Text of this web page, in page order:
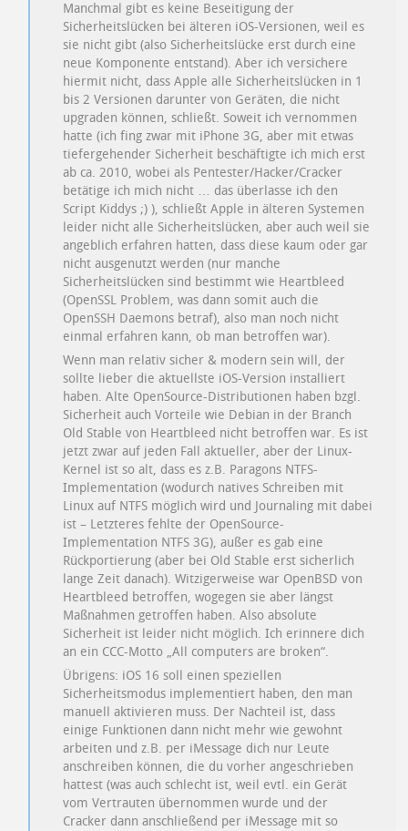
Manchmal gibt es keine Beseitigung der
Sicherheitslücken bei älteren iOS-Versionen, weil es
sie nicht gibt (also Sicherheitslücke erst durch eine
neue Komponente entstand). Aber ich versichere
hiermit nicht, dass Apple alle Sicherheitslücken in 1
bis 2 Versionen darunter von Geräten, die nicht
upgraden können, schließt. Soweit ich vernommen
hatte (ich fing zwar mit iPhone 3G, aber mit etwas
tiefergehender Sicherheit beschäftigte ich mich erst
ab ca. 2010, wobei als Pentester/Hacker/Cracker
betätige ich mich nicht … das überlasse ich den
Script Kiddys ;) ), schließt Apple in älteren Systemen
leider nicht alle Sicherheitslücken, aber auch weil sie
angeblich erfahren hatten, dass diese kaum oder gar
nicht ausgenutzt werden (nur manche
Sicherheitslücken sind bestimmt wie Heartbleed
(OpenSSL Problem, was dann somit auch die
OpenSSH Daemons betraf), also man noch nicht
einmal erfahren kann, ob man betroffen war).
Wenn man relativ sicher & modern sein will, der
sollte lieber die aktuellste iOS-Version installiert
haben. Alte OpenSource-Distributionen haben bzgl.
Sicherheit auch Vorteile wie Debian in der Branch
Old Stable von Heartbleed nicht betroffen war. Es ist
jetzt zwar auf jeden Fall aktueller, aber der Linux-
Kernel ist so alt, dass es z.B. Paragons NTFS-
Implementation (wodurch natives Schreiben mit
Linux auf NTFS möglich wird und Journaling mit dabei
ist – Letzteres fehlte der OpenSource-
Implementation NTFS 3G), außer es gab eine
Rückportierung (aber bei Old Stable erst sicherlich
lange Zeit danach). Witzigerweise war OpenBSD von
Heartbleed betroffen, wogegen sie aber längst
Maßnahmen getroffen haben. Also absolute
Sicherheit ist leider nicht möglich. Ich erinnere dich
an ein CCC-Motto „All computers are broken“.
Übrigens: iOS 16 soll einen speziellen
Sicherheitsmodus implementiert haben, den man
manuell aktivieren muss. Der Nachteil ist, dass
einige Funktionen dann nicht mehr wie gewohnt
arbeiten und z.B. per iMessage dich nur Leute
anschreiben können, die du vorher angeschrieben
hattest (was auch schlecht ist, weil evtl. ein Gerät
vom Vertrauten übernommen wurde und der
Cracker dann anschließend per iMessage mit so